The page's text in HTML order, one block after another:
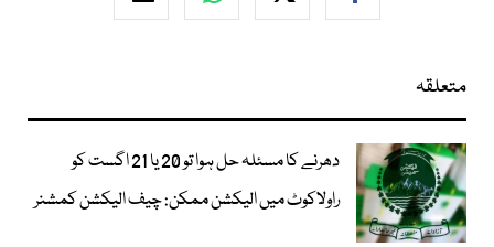
متعلقہ
دھرنے کا مسئلہ حل ہوا تو 20 یا 21 اگست کو
راولاکوٹ میں الیکشن ممکن: چیف الیکشن کمشنر